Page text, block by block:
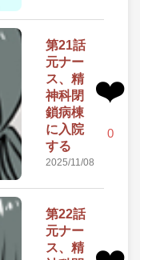
第21話
元ナー
ス、精
神科閉
鎖病棟
に入院
する
2025/11/08
❤️
0
第22話
元ナー
ス、精